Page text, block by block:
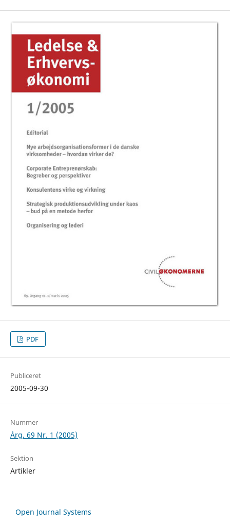
PDF
Publiceret
2005-09-30
Nummer
Årg. 69 Nr. 1 (2005)
Sektion
Artikler
Open Journal Systems